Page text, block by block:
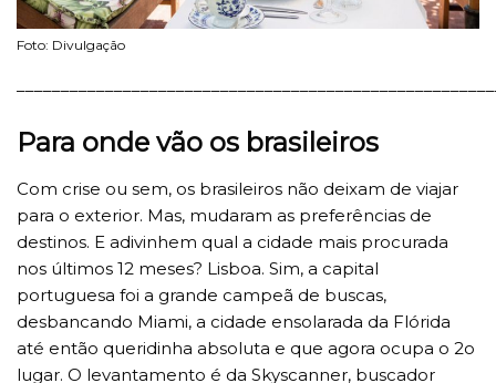
Foto: Divulgação
Para onde vão os brasileiros
Com crise ou sem, os brasileiros não deixam de viajar
para o exterior. Mas, mudaram as preferências de
destinos. E adivinhem qual a cidade mais procurada
nos últimos 12 meses? Lisboa. Sim, a capital
portuguesa foi a grande campeã de buscas,
desbancando Miami, a cidade ensolarada da Flórida
até então queridinha absoluta e que agora ocupa o 2o
lugar. O levantamento é da Skyscanner, buscador